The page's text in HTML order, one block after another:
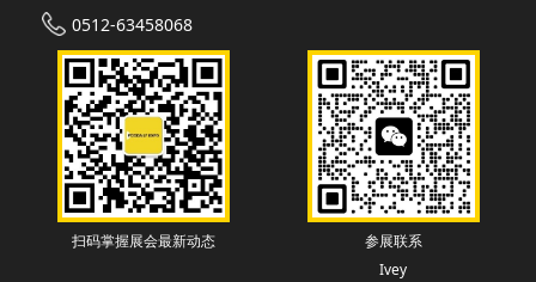
0512-63458068
扫码掌握展会最新动态
参展联系
Ivey